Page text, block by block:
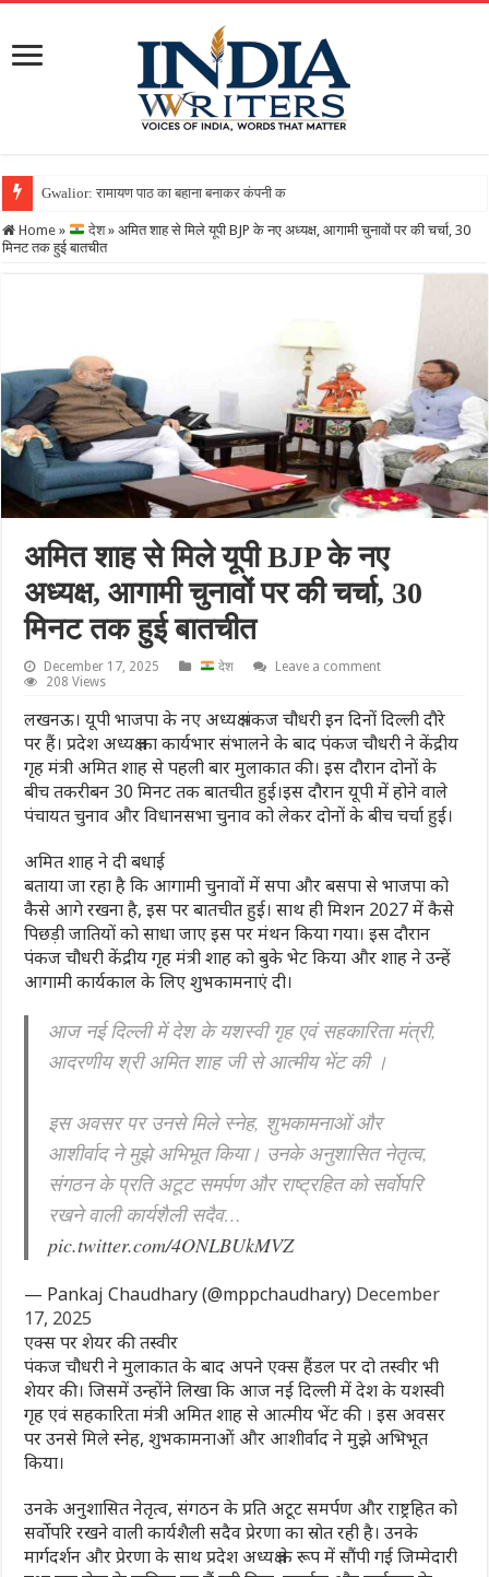
Gwalior: रामायण पाठ का बहाना बनाकर कंपनी को लगाया 25 लाख का चूना, फोन बंद
Home » देश » अमित शाह से मिले यूपी BJP के नए अध्यक्ष, आगामी चुनावों पर की चर्चा, 30
मिनट तक हुई बातचीत
अमित शाह से मिले यूपी BJP के नए
अध्यक्ष, आगामी चुनावों पर की चर्चा, 30
मिनट तक हुई बातचीत
December 17, 2025 देश
Leave a comment
208 Views
लखनऊ। यूपी भाजपा के नए अध्यक्ष पंकज चौधरी इन दिनों दिल्ली दौरे
पर हैं। प्रदेश अध्यक्ष का कार्यभार संभालने के बाद पंकज चौधरी ने केंद्रीय
गृह मंत्री अमित शाह से पहली बार मुलाकात की। इस दौरान दोनों के
बीच तकरीबन 30 मिनट तक बातचीत हुई।इस दौरान यूपी में होने वाले
पंचायत चुनाव और विधानसभा चुनाव को लेकर दोनों के बीच चर्चा हुई।
अमित शाह ने दी बधाई
बताया जा रहा है कि आगामी चुनावों में सपा और बसपा से भाजपा को
कैसे आगे रखना है, इस पर बातचीत हुई। साथ ही मिशन 2027 में कैसे
पिछड़ी जातियों को साधा जाए इस पर मंथन किया गया। इस दौरान
पंकज चौधरी केंद्रीय गृह मंत्री शाह को बुके भेट किया और शाह ने उन्हें
आगामी कार्यकाल के लिए शुभकामनाएं दी।
आज नई दिल्ली में देश के यशस्वी गृह एवं सहकारिता मंत्री,
आदरणीय श्री अमित शाह जी से आत्मीय भेंट की ।
इस अवसर पर उनसे मिले स्नेह, शुभकामनाओं और
आशीर्वाद ने मुझे अभिभूत किया। उनके अनुशासित नेतृत्व,
संगठन के प्रति अटूट समर्पण और राष्ट्रहित को सर्वोपरि
रखने वाली कार्यशैली सदैव…
pic.twitter.com/4ONLBUkMVZ
— Pankaj Chaudhary (@mppchaudhary) December
17, 2025
एक्स पर शेयर की तस्वीर
पंकज चौधरी ने मुलाकात के बाद अपने एक्स हैंडल पर दो तस्वीर भी
शेयर की। जिसमें उन्होंने लिखा कि आज नई दिल्ली में देश के यशस्वी
गृह एवं सहकारिता मंत्री अमित शाह से आत्मीय भेंट की । इस अवसर
पर उनसे मिले स्नेह, शुभकामनाओं और आशीर्वाद ने मुझे अभिभूत
किया।
उनके अनुशासित नेतृत्व, संगठन के प्रति अटूट समर्पण और राष्ट्रहित को
सर्वोपरि रखने वाली कार्यशैली सदैव प्रेरणा का स्रोत रही है। उनके
मार्गदर्शन और प्रेरणा के साथ प्रदेश अध्यक्ष के रूप में सौंपी गई जिम्मेदारी